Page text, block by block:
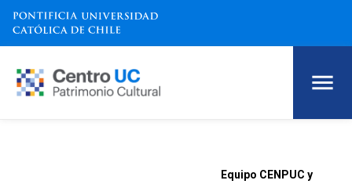
Equipo CENPUC y